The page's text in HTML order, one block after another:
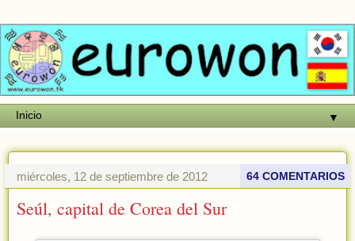
▼
miércoles, 12 de septiembre de 2012 64 COMENTARIOS
Seúl, capital de Corea del Sur